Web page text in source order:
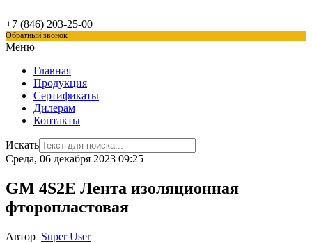
+7 (846) 203-25-00
Обратный звонок
Меню
Главная
Продукция
Сертификаты
Дилерам
Контакты
Искать
Среда, 06 декабря 2023 09:25
GM 4S2E Лента изоляционная
фторопластовая
Автор Super User